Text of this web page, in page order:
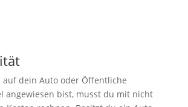
auf dein Auto oder Öffentliche
angewiesen bist, musst du mit nicht